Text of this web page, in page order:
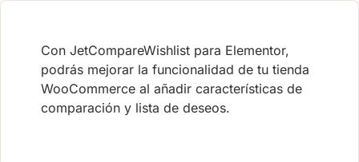
Con JetCompareWishlist para Elementor,
podrás mejorar la funcionalidad de tu tienda
WooCommerce al añadir características de
comparación y lista de deseos.